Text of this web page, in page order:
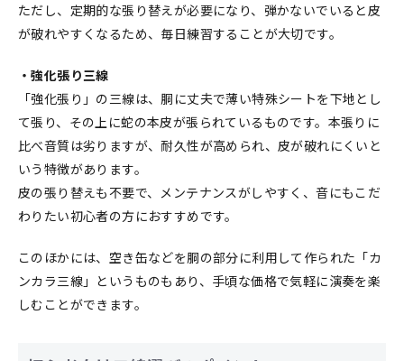
ただし、定期的な張り替えが必要になり、弾かないでいると皮
が破れやすくなるため、毎日練習することが大切です。
・強化張り三線
「強化張り」の三線は、胴に丈夫で薄い特殊シートを下地とし
て張り、その上に蛇の本皮が張られているものです。本張りに
比べ音質は劣りますが、耐久性が高められ、皮が破れにくいと
いう特徴があります。
皮の張り替えも不要で、メンテナンスがしやすく、音にもこだ
わりたい初心者の方におすすめです。
このほかには、空き缶などを胴の部分に利用して作られた「カ
ンカラ三線」というものもあり、手頃な価格で気軽に演奏を楽
しむことができます。